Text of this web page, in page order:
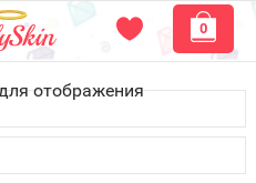
0
отображения
городам России.
Почтой России или